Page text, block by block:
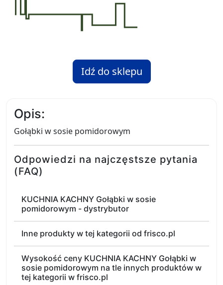
Idź do sklepu
Opis:
Gołąbki w sosie pomidorowym
Odpowiedzi na najczęstsze pytania
(FAQ)
KUCHNIA KACHNY Gołąbki w sosie
pomidorowym - dystrybutor
Inne produkty w tej kategorii od frisco.pl
Wysokość ceny KUCHNIA KACHNY Gołąbki w
sosie pomidorowym na tle innych produktów w
tej kategorii w frisco.pl